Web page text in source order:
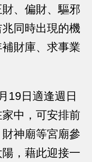
、偏財、驅邪
同時出現的機
財庫、求事業
19日適逢週日
中，可安排前
神廟等宮廟參
，藉此迎接一